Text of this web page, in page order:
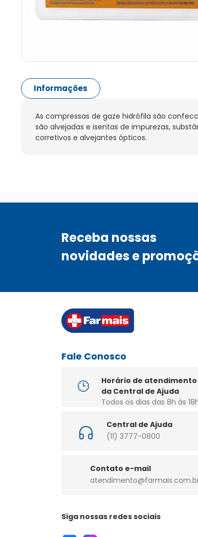
Informações
As compressas de gaze hidrófila são
são alvejadas e isentas de impurezas,
corretivos e alvejantes ópticos.
Receba nossas
novidades e
Fale Conosco
Horário de atendimento
da Central de Ajuda
Todos os dias das 8h às
Central de Ajuda
(11) 3777-0800
Contato e-mail
Siga nossas redes sociais